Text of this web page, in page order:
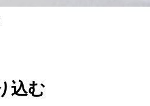
その他
込む